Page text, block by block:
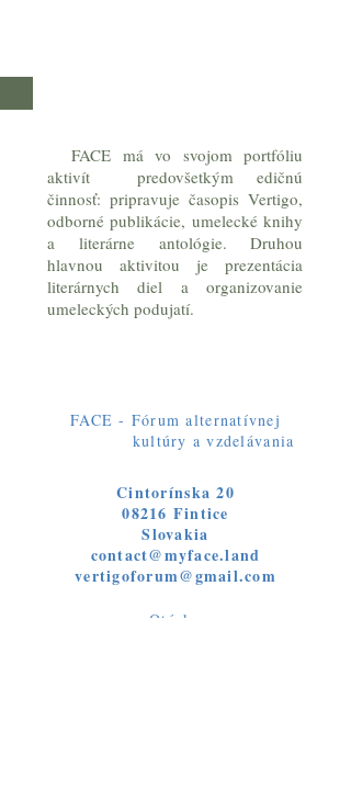
FACE má vo svojom portfóliu
aktivít predovšetkým edičnú
činnosť: pripravuje časopis Vertigo,
odborné publikácie, umelecké knihy
a literárne antológie. Druhou
hlavnou aktivitou je prezentácia
literárnych diel a organizovanie
umeleckých podujatí.
FACE - Fórum alternatívnej
kultúry a vzdelávania
Cintorínska 20
08216 Fintice
Slovakia
contact@myface.land
vertigoforum@gmail.com
Otázky